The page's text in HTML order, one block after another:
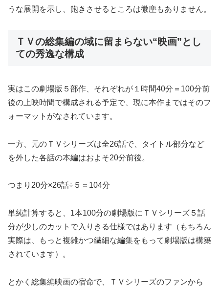
うな展開を示し、飽きさせるところは微塵もありません。
ＴＶの総集編の域に留まらない“映画”とし
ての秀逸な構成
実はこの劇場版５部作、それぞれが１時間40分＝100分前
後の上映時間で構成される予定で、現に本作まではそのフ
ォーマットがなされています。
一方、元のＴＶシリーズは全26話で、タイトル部分など
を外した各話の本編はおよそ20分前後。
つまり20分×26話÷５＝104分
単純計算すると、1本100分の劇場版にＴＶシリーズ５話
分が少しのカットで入りきる仕様ではあります（もちろん
実際は、もっと複雑かつ繊細な編集をもって劇場版は構築
されています）。
とかく総集編映画の宿命で、ＴＶシリーズのファンから